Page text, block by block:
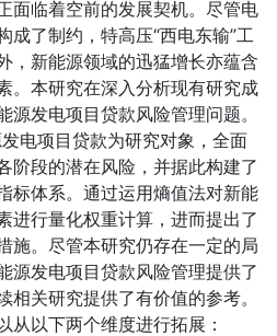
面临着空前的发展契机。尽管电
成了制约，特高压“西电东输”工
，新能源领域的迅猛增长亦蕴含
。本研究在深入分析现有研究成
发电项目贷款风险管理问题。
电项目贷款为研究对象，全面
阶段的潜在风险，并据此构建了
标体系。通过运用熵值法对新能
进行量化权重计算，进而提出了
施。尽管本研究仍存在一定的局
源发电项目贷款风险管理提供了
关研究提供了有价值的参考。
从以下两个维度进行拓展：